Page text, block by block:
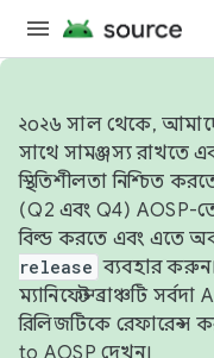
২০২৬ সাল থেকে,
সাথে সামঞ্জস্য রাখতে
স্থিতিশীলতা নিশ্চিত
(Q2 এবং Q4) AOSP-
বিল্ড করতে এবং এতে
release ব্যবহার করুন।
ম্যানিফেস্ট ব্রাঞ্চটি
রিলিজটিকে
to AOSP দেখুন।